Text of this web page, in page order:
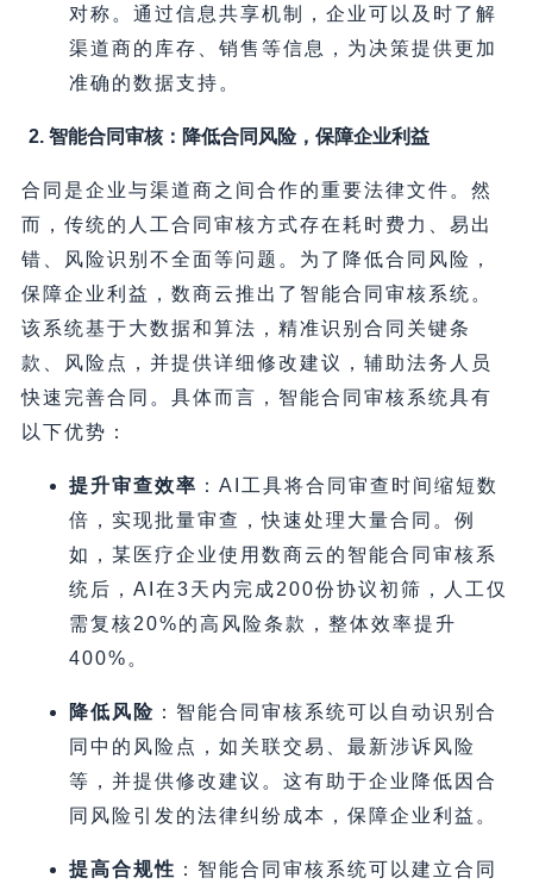
对称。通过信息共享机制，企业可以及时了解
渠道商的库存、销售等信息，为决策提供更加
准确的数据支持。
2. 智能合同审核：降低合同风险，保障企业利益
合同是企业与渠道商之间合作的重要法律文件。然
而，传统的人工合同审核方式存在耗时费力、易出
错、风险识别不全面等问题。为了降低合同风险，
保障企业利益，数商云推出了智能合同审核系统。
该系统基于大数据和算法，精准识别合同关键条
款、风险点，并提供详细修改建议，辅助法务人员
快速完善合同。具体而言，智能合同审核系统具有
以下优势：
提升审查效率 ：AI工具将合同审查时间缩短数
倍，实现批量审查，快速处理大量合同。例
如，某医疗企业使用数商云的智能合同审核系
统后，AI在3天内完成200份协议初筛，人工仅
需复核20%的高风险条款，整体效率提升
400%。
降低风险 ：智能合同审核系统可以自动识别合
同中的风险点，如关联交易、最新涉诉风险
等，并提供修改建议。这有助于企业降低因合
同风险引发的法律纠纷成本，保障企业利益。
提高合规性 ：智能合同审核系统可以建立合同